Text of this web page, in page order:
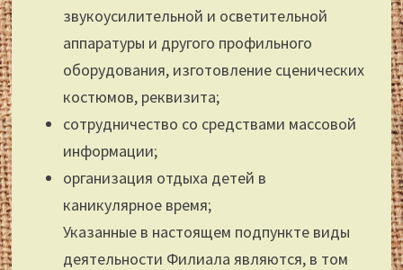
звукоусилительной и осветительной
аппаратуры и другого профильного
оборудования, изготовление сценических
костюмов, реквизита;
сотрудничество со средствами массовой
информации;
организация отдыха детей в
каникулярное время;
Указанные в настоящем подпункте виды
деятельности Филиала являются, в том